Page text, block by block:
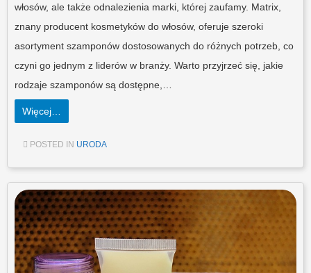
włosów, ale także odnalezienia marki, której zaufamy. Matrix,
znany producent kosmetyków do włosów, oferuje szeroki
asortyment szamponów dostosowanych do różnych potrzeb, co
czyni go jednym z liderów w branży. Warto przyjrzeć się, jakie
rodzaje szamponów są dostępne,…
Więcej…
POSTED IN URODA